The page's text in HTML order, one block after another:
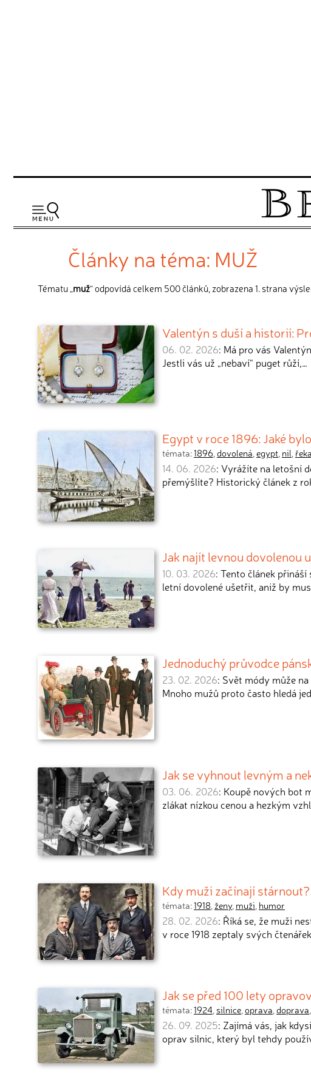
Články na téma: MUŽ
Tématu „muž“ odpovídá celkem 500 článků, zobrazena 1. strana
Valentýn s duší a historií:
06. 02. 2026: Má pro vás
Jestli vás už „nebaví“ puget růží,…
Egypt v roce 1896: Jaké
témata:1896,dovolená,egypt, nil, řeka
14. 06. 2026: Vyrážíte na letošní
přemýšlíte? Historický článek z
Jak najít levnou dovolenou
10. 03. 2026: Tento článek
letní dovolené ušetřit, aniž by
Jednoduchý průvodce
23. 02. 2026: Svět módy může
Mnoho mužů proto často hledá
Jak se vyhnout levným a
03. 06. 2026: Koupě nových bot
zlákat nízkou cenou a hezkým
Kdy muži začínají
témata:1918, ženy, muži, humor
28. 02. 2026: Říká se, že muži
v roce 1918 zeptaly svých
Jak se před 100 lety
témata:1924, silnice,oprava,doprava,
26. 09. 2025: Zajímá vás, jak
oprav silnic, který byl tehdy